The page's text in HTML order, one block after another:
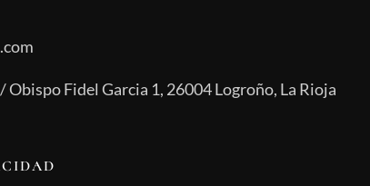
Obispo Fidel Garcia 1, 26004 Logroño, La Rioja